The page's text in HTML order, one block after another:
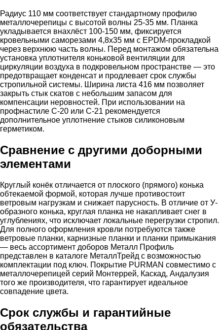
Радиус 110 мм соответствует стандартному профилю
металлочерепицы с высотой волны 25-35 мм. Планка
укладывается внахлёст 100-150 мм, фиксируется
кровельными саморезами 4,8х35 мм с EPDM-прокладкой
через верхнюю часть волны. Перед монтажом обязательна
установка уплотнителя коньковой вентиляции для
циркуляции воздуха в подкровельном пространстве — это
предотвращает конденсат и продлевает срок службы
стропильной системы. Ширина листа 416 мм позволяет
закрыть стык скатов с небольшим запасом для
компенсации неровностей. При использовании на
профнастиле С-20 или С-21 рекомендуется
дополнительное уплотнение стыков силиконовым
герметиком.
Сравнение с другими доборными
элементами
Круглый конёк отличается от плоского (прямого) конька
обтекаемой формой, которая лучше противостоит
ветровым нагрузкам и снижает парусность. В отличие от У-
образного конька, круглая планка не накапливает снег в
углублениях, что исключает локальные перегрузки стропил.
Для полного оформления кровли потребуются также
ветровые планки, карнизные планки и планки примыкания
— весь ассортимент доборов Металл Профиль
представлен в каталоге МеталлТрейд с возможностью
комплектации под ключ. Покрытие PURMAN совместимо с
металлочерепицей серий Монтеррей, Каскад, Андалузия
того же производителя, что гарантирует идеальное
совпадение цвета.
Срок службы и гарантийные
обязательства